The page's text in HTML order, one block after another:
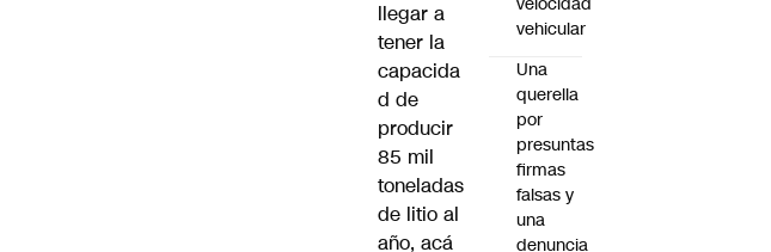
llegar a
tener la
capacida
d de
producir
85 mil
toneladas
de litio al
año, acá
vehicular
Una
querella
por
presuntas
firmas
falsas y
una
denuncia